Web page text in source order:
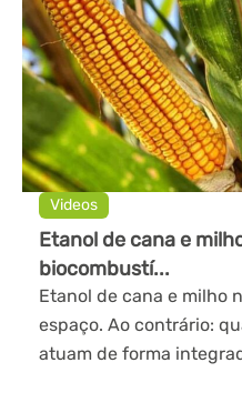
Videos
Etanol de cana e
biocombustí...
Etanol de cana e milho
espaço. Ao contrário:
atuam de forma